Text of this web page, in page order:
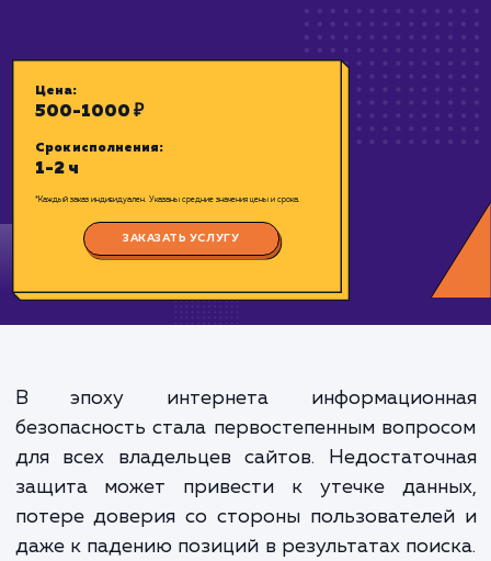
HTTPS протоколу.
500-1000 ₽
ЗАКАЗАТЬ УСЛУГУ
В эпоху интернета
безопасность стала первостепенным
для всех владельцев сайтов.